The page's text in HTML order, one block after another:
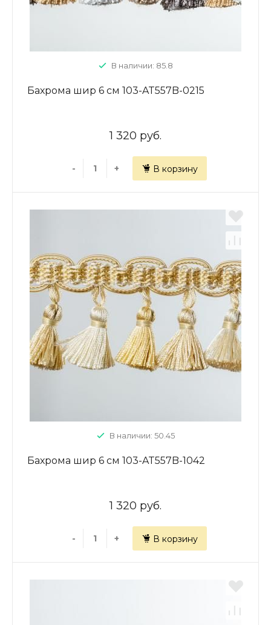
В наличии: 85.8
Бахрома шир 6 см 103-AT557B-0215
1 320 руб.
- + В корзину
В наличии: 50.45
Бахрома шир 6 см 103-AT557B-1042
1 320 руб.
- + В корзину